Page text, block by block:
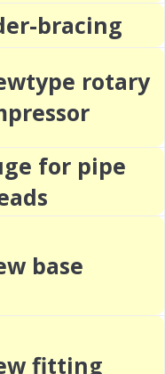
bracing
rotary
for pipe
base
fitting